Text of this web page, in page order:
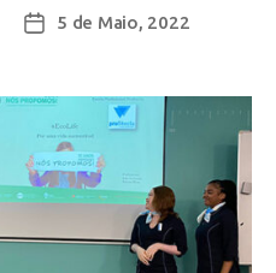
5 de Maio, 2022